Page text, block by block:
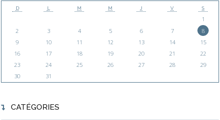
D L M M J V S
1
2
3 4 5 6 7
8
9
10 11 12 13 14
15
16
17 18 19 20 21
22
23
24 25 26 27 28
29
30
31
CATÉGORIES